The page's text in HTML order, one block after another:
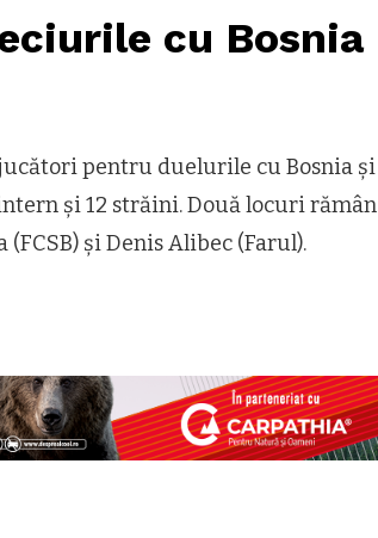
cu Bosnia
pentru duelurile cu Bosnia și
și 12 străini. Două locuri rămân
și Denis Alibec (Farul).